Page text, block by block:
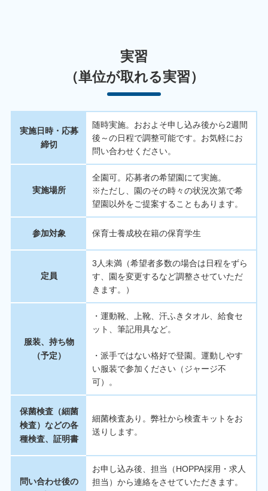
実習
（単位が取れる実習）
実施日時・応募
締切
随時実施。おおよそ申し込み後から2週間
後～の日程で調整可能です。お気軽にお
問い合わせください。
実施場所
全園可。応募者の希望園にて実施。
※ただし、園のその時々の状況次第で希
望園以外をご提案することもあります。
参加対象 保育士養成校在籍の保育学生
定員
3人未満（希望者多数の場合は日程をずら
す、園を変更するなど調整させていただ
きます。）
服装、持ち物
（予定）
・運動靴、上靴、汗ふきタオル、給食セ
ット、筆記用具など。
・派手ではない格好で登園。運動しやす
い服装で参加ください（ジャージ不
可）。
保菌検査（細菌
検査）などの各
種検査、証明書
細菌検査あり。弊社から検査キットをお
送りします。
問い合わせ後の
お申し込み後、担当（HOPPA採用・求人
担当）から連絡をさせていただきます。